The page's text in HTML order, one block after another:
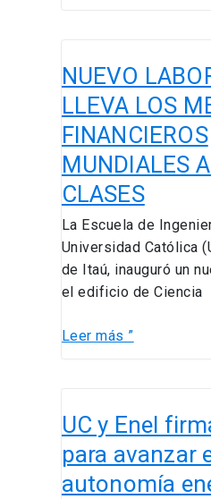
NUEVO
LLEVA LOS
FINANCIEROS
MUNDIALES
CLASES
La Escuela de
Universidad Católica
de Itaú, inauguró un
el edificio de Ciencia
LABORATORIO
UC
LLEVA
LOS
MERCADOS
FINANCIEROS
MUNDIALES
A
LA
SALA
DE
Leer más ”
UC y Enel
para avanzar
autonomía
y
firmaron
alianza